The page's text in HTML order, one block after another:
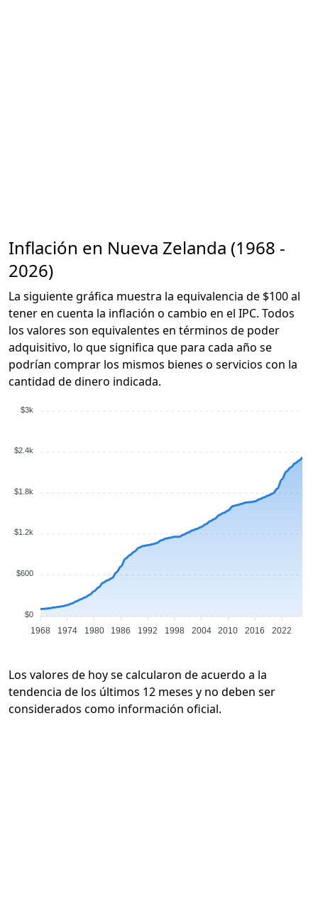
Inflación en Nueva Zelanda (1968 -
2026)
La siguiente gráfica muestra la equivalencia de $100 al
tener en cuenta la inflación o cambio en el IPC. Todos
los valores son equivalentes en términos de poder
adquisitivo, lo que significa que para cada año se
podrían comprar los mismos bienes o servicios con la
cantidad de dinero indicada.
$3k
$2.4k
$1.8k
$1.2k
$600
$0
1968 1974 1980 1986 1992 1998 2004 2010 2016 2022
Los valores de hoy se calcularon de acuerdo a la
tendencia de los últimos 12 meses y no deben ser
considerados como información oficial.